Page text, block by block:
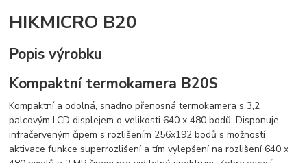
HIKMICRO B20
Popis výrobku
Kompaktní termokamera B20S
Kompaktní a odolná, snadno přenosná termokamera s 3,2
palcovým LCD displejem o velikosti 640 x 480 bodů. Disponuje
infračerveným čipem s rozlišením 256x192 bodů s možností
aktivace funkce superrozlišení a tím vylepšení na rozlišení 640 x